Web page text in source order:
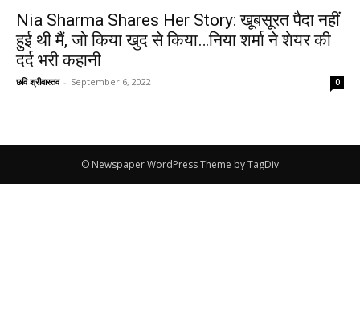
Nia Sharma Shares Her Story: खूबसूरत पैदा नहीं
हुई थी मैं, जो किया खुद से किया…निया शर्मा ने शेयर की
दर्द भरी कहानी
छवि श्रीवास्तव - September 6, 2022 0
© Newspaper WordPress Theme by TagDiv